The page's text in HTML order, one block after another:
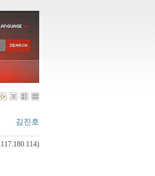
김진호